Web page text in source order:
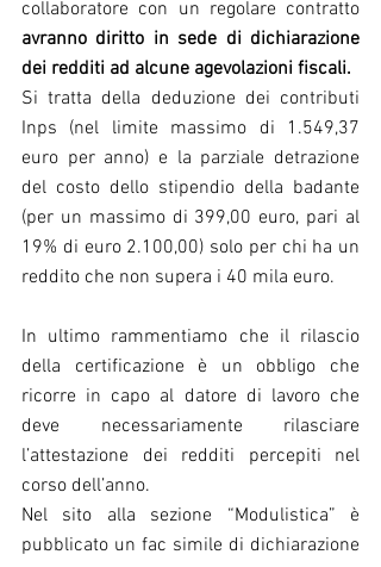
avranno diritto in sede di dichiarazione
dei redditi ad alcune agevolazioni fiscali.
Si tratta della deduzione dei contributi
Inps (nel limite massimo di 1.549,37
euro per anno) e la parziale detrazione
del costo dello stipendio della badante
(per un massimo di 399,00 euro, pari al
19% di euro 2.100,00) solo per chi ha un
reddito che non supera i 40 mila euro.
In ultimo rammentiamo che il rilascio
della certificazione è un obbligo che
ricorre in capo al datore di lavoro che
deve necessariamente rilasciare
l’attestazione dei redditi percepiti nel
corso dell’anno.
Nel sito alla sezione “Modulistica” è
pubblicato un fac simile di dichiarazione